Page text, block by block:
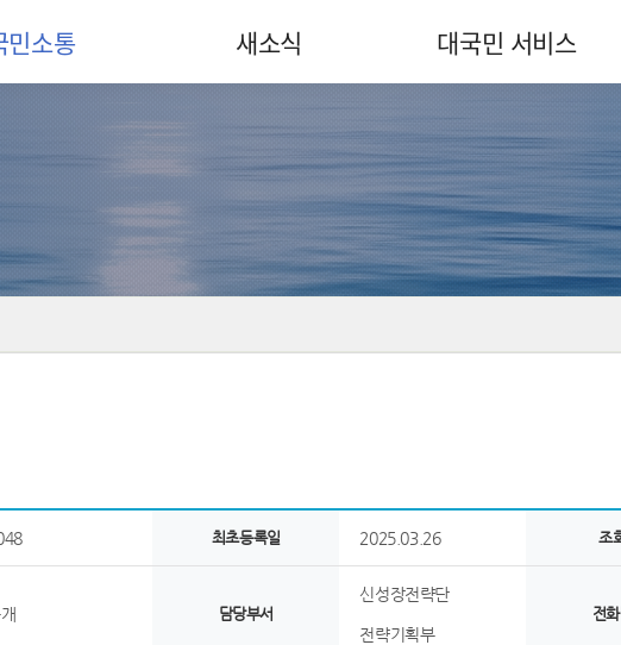
민소통 새소식 대국민 서비스
최초등록일 2025.03.26 조
담당부서
신성장전략단
전략기획부
전